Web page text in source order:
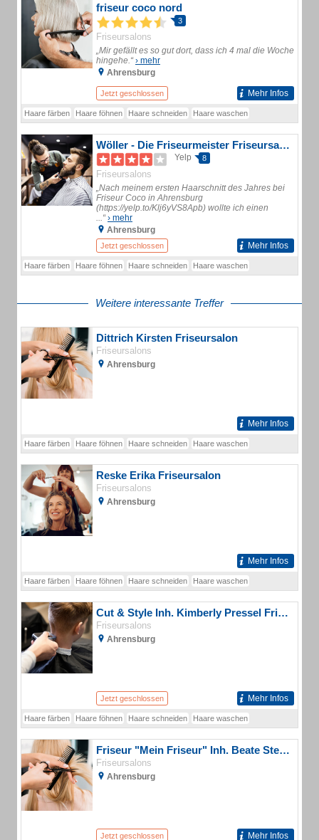
friseur coco nord
3
Friseursalons
„Mir gefällt es so gut dort, dass ich 4 mal die Woche
hingehe.“› mehr
Ahrensburg
Jetzt geschlossen Mehr Infos
Haare färben Haare föhnen Haare schneiden Haare waschen
Wöller - Die Friseurmeister Friseursalon
Yelp 8
Friseursalons
„Nach meinem ersten Haarschnitt des Jahres bei
Friseur Coco in Ahrensburg
(https://yelp.to/Klj6yVS8Apb) wollte ich einen
...“› mehr
Ahrensburg
Jetzt geschlossen Mehr Infos
Haare färben Haare föhnen Haare schneiden Haare waschen
Weitere interessante Treffer
Dittrich Kirsten Friseursalon
Friseursalons
Ahrensburg
Mehr Infos
Haare färben Haare föhnen Haare schneiden Haare waschen
Reske Erika Friseursalon
Friseursalons
Ahrensburg
Mehr Infos
Haare färben Haare föhnen Haare schneiden Haare waschen
Cut & Style Inh. Kimberly Pressel Friseursalon
Friseursalons
Ahrensburg
Jetzt geschlossen Mehr Infos
Haare färben Haare föhnen Haare schneiden Haare waschen
Friseur "Mein Friseur" Inh. Beate Stephani
Friseursalons
Ahrensburg
Jetzt geschlossen Mehr Infos